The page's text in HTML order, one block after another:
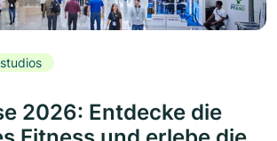
2026: Entdecke die